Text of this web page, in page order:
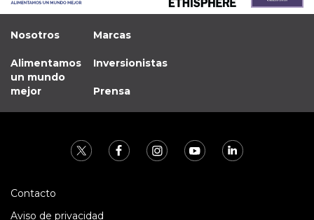
Nosotros
Alimentamos
un mundo
mejor
Marcas
Inversionistas
Prensa
Contacto
Aviso de privacidad